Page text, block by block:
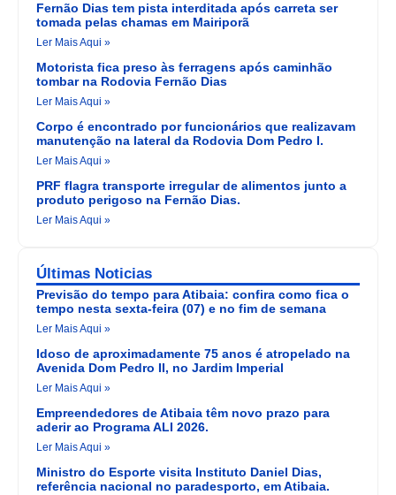
Fernão Dias tem pista interditada após carreta ser
tomada pelas chamas em Mairiporã
Ler Mais Aqui »
Motorista fica preso às ferragens após caminhão
tombar na Rodovia Fernão Dias
Ler Mais Aqui »
Corpo é encontrado por funcionários que realizavam
manutenção na lateral da Rodovia Dom Pedro I.
Ler Mais Aqui »
PRF flagra transporte irregular de alimentos junto a
produto perigoso na Fernão Dias.
Ler Mais Aqui »
Últimas Noticias
Previsão do tempo para Atibaia: confira como fica o
tempo nesta sexta-feira (07) e no fim de semana
Ler Mais Aqui »
Idoso de aproximadamente 75 anos é atropelado na
Avenida Dom Pedro II, no Jardim Imperial
Ler Mais Aqui »
Empreendedores de Atibaia têm novo prazo para
aderir ao Programa ALI 2026.
Ler Mais Aqui »
Ministro do Esporte visita Instituto Daniel Dias,
referência nacional no paradesporto, em Atibaia.